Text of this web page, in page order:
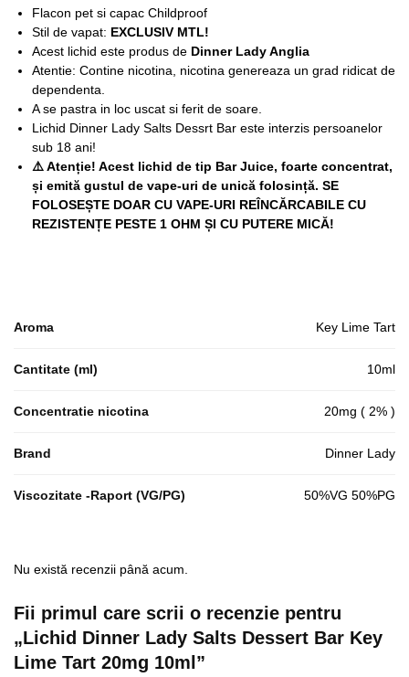
Flacon pet si capac Childproof
Stil de vapat: EXCLUSIV MTL!
Acest lichid este produs de Dinner Lady Anglia
Atentie: Contine nicotina, nicotina genereaza un grad ridicat de
dependenta.
A se pastra in loc uscat si ferit de soare.
Lichid Dinner Lady Salts Dessrt Bar este interzis persoanelor
sub 18 ani!
⚠️ Atenție! Acest lichid de tip Bar Juice, foarte concentrat,
și emită gustul de vape-uri de unică folosință. SE
FOLOSEȘTE DOAR CU VAPE-URI REÎNCĂRCABILE CU
REZISTENȚE PESTE 1 OHM ȘI CU PUTERE MICĂ!
Aroma Key Lime Tart
Cantitate (ml) 10ml
Concentratie nicotina 20mg ( 2% )
Brand Dinner Lady
Viscozitate -Raport (VG/PG) 50%VG 50%PG
Nu există recenzii până acum.
Fii primul care scrii o recenzie pentru
„Lichid Dinner Lady Salts Dessert Bar Key
Lime Tart 20mg 10ml”